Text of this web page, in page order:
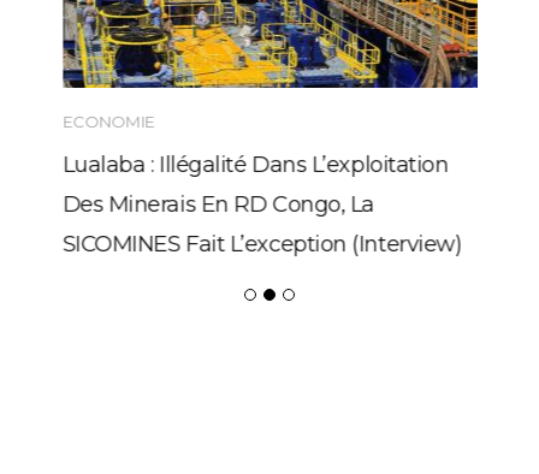
ECONOMIE
Lualaba : Illégalité Dans L’exploitation
Des Minerais En RD Congo, La
SICOMINES Fait L’exception (Interview)